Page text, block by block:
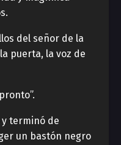
del señor de la
puerta, la voz de
terminó de
un bastón negro